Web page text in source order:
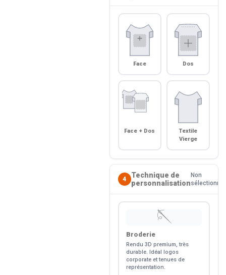
Face Dos
Face + Dos
Textile
Vierge
4
Technique de
personnalisation
Non
sélectionné
🪡
Broderie
Rendu 3D premium, très
durable. Idéal logos
corporate et tenues de
représentation.